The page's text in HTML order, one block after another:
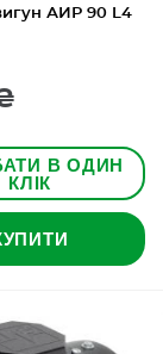
АИР 90 L4
В ОДИН
КЛІК